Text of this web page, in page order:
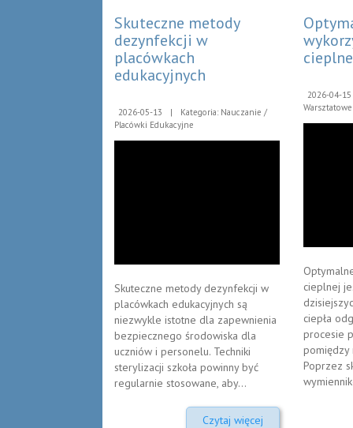
Skuteczne metody
dezynfekcji w
placówkach
edukacyjnych
2026-05-13 |
Kategoria: Nauczanie /
Placówki Edukacyjne
Skuteczne metody dezynfekcji w
placówkach edukacyjnych są
niezwykle istotne dla zapewnienia
bezpiecznego środowiska dla
uczniów i personelu. Techniki
sterylizacji szkoła powinny być
regularnie stosowane, aby...
Czytaj więcej
2026-04-15
cieplnej
ciepła
procesie
pomiędzy
Poprzez